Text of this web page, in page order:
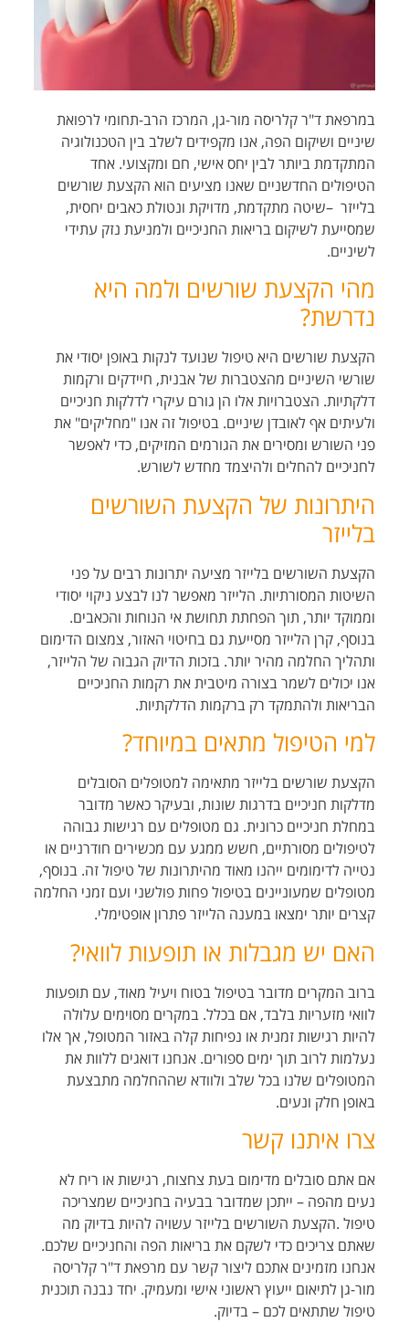
במרפאת ד"ר קלריסה מור-גן, המרכז הרב-תחומי לרפואת
שיניים ושיקום הפה, אנו מקפידים לשלב בין הטכנולוגיה
המתקדמת ביותר לבין יחס אישי, חם ומקצועי. אחד
הטיפולים החדשניים שאנו מציעים הוא הקצעת שורשים
בלייזר –שיטה מתקדמת, מדויקת ונטולת כאבים יחסית,
שמסייעת לשיקום בריאות החניכיים ולמניעת נזק עתידי
לשיניים.
מהי הקצעת שורשים ולמה היא
נדרשת?
הקצעת שורשים היא טיפול שנועד לנקות באופן יסודי את
שורשי השיניים מהצטברות של אבנית, חיידקים ורקמות
דלקתיות. הצטברויות אלו הן גורם עיקרי לדלקות חניכיים
ולעיתים אף לאובדן שיניים. בטיפול זה אנו "מחליקים" את
פני השורש ומסירים את הגורמים המזיקים, כדי לאפשר
לחניכיים להחלים ולהיצמד מחדש לשורש.
היתרונות של הקצעת השורשים
בלייזר
הקצעת השורשים בלייזר מציעה יתרונות רבים על פני
השיטות המסורתיות. הלייזר מאפשר לנו לבצע ניקוי יסודי
וממוקד יותר, תוך הפחתת תחושת אי הנוחות והכאבים.
בנוסף, קרן הלייזר מסייעת גם בחיטוי האזור, צמצום הדימום
ותהליך החלמה מהיר יותר. בזכות הדיוק הגבוה של הלייזר,
אנו יכולים לשמר בצורה מיטבית את רקמות החניכיים
הבריאות ולהתמקד רק ברקמות הדלקתיות.
למי הטיפול מתאים במיוחד?
הקצעת שורשים בלייזר מתאימה למטופלים הסובלים
מדלקות חניכיים בדרגות שונות, ובעיקר כאשר מדובר
במחלת חניכיים כרונית. גם מטופלים עם רגישות גבוהה
לטיפולים מסורתיים, חשש ממגע עם מכשירים חודרניים או
נטייה לדימומים ייהנו מאוד מהיתרונות של טיפול זה. בנוסף,
מטופלים שמעוניינים בטיפול פחות פולשני ועם זמני החלמה
קצרים יותר ימצאו במענה הלייזר פתרון אופטימלי.
האם יש מגבלות או תופעות לוואי?
ברוב המקרים מדובר בטיפול בטוח ויעיל מאוד, עם תופעות
לוואי מזעריות בלבד, אם בכלל. במקרים מסוימים עלולה
להיות רגישות זמנית או נפיחות קלה באזור המטופל, אך אלו
נעלמות לרוב תוך ימים ספורים. אנחנו דואגים ללוות את
המטופלים שלנו בכל שלב ולוודא שההחלמה מתבצעת
באופן חלק ונעים.
צרו איתנו קשר
אם אתם סובלים מדימום בעת צחצוח, רגישות או ריח לא
נעים מהפה – ייתכן שמדובר בבעיה בחניכיים שמצריכה
טיפול.הקצעת השורשים בלייזר עשויה להיות בדיוק מה
שאתם צריכים כדי לשקם את בריאות הפה והחניכיים שלכם.
אנחנו מזמינים אתכם ליצור קשר עם מרפאת ד"ר קלריסה
מור-גן לתיאום ייעוץ ראשוני אישי ומעמיק. יחד נבנה תוכנית
טיפול שתתאים לכם – בדיוק.